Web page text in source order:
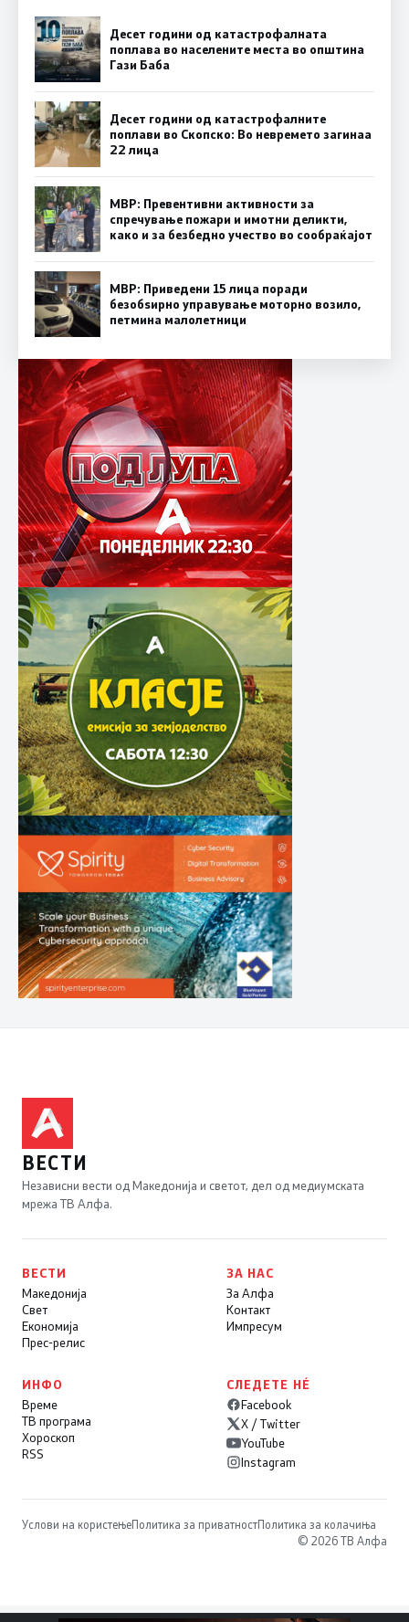
Десет години од катастрофалната
поплава во населените места во општина
Гази Баба
Десет години од катастрофалните
поплави во Скопско: Во невремето загинаа
22 лица
МВР: Превентивни активности за
спречување пожари и имотни деликти,
како и за безбедно учество во сообраќајот
МВР: Приведени 15 лица поради
безобѕирно управување моторно возило,
петмина малолетници
ВЕСТИ
Независни вести од Македонија и светот, дел од медиумската
мрежа ТВ Алфа.
ВЕСТИ
Македонија
Свет
Економија
Прес-релис
ЗА НАС
За Алфа
Контакт
Импресум
ИНФО
Време
ТВ програма
Хороскоп
RSS
СЛЕДЕТЕ НÉ
Facebook
X / Twitter
YouTube
Instagram
Услови на користењеПолитика за приватностПолитика за колачиња
© 2026 ТВ Алфа